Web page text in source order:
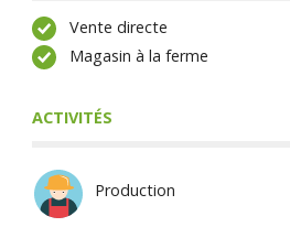
Vente directe
Magasin à la ferme
ACTIVITÉS
Production